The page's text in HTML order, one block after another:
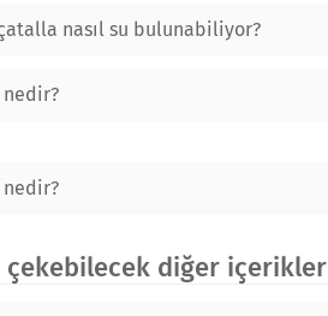
nasıl su bulunabiliyor?
nedir?
nedir?
çekebilecek diğer içerikler